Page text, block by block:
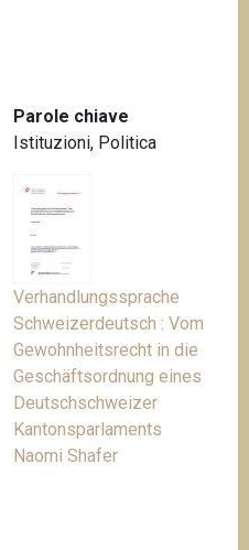
Parole chiave
Istituzioni, Politica
Verhandlungssprache
Schweizerdeutsch : Vom
Gewohnheitsrecht in die
Geschäftsordnung eines
Deutschschweizer
Kantonsparlaments
Naomi Shafer